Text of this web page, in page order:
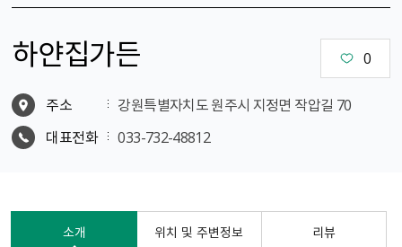
하얀집가든 0
주소
강원특별자치도 원주시 지정면 작압길 70
대표전화
033-732-48812
소개 위치 및 주변정보 리뷰